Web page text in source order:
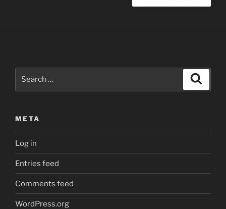
META
Log in
Entries feed
Comments feed
WordPress.org